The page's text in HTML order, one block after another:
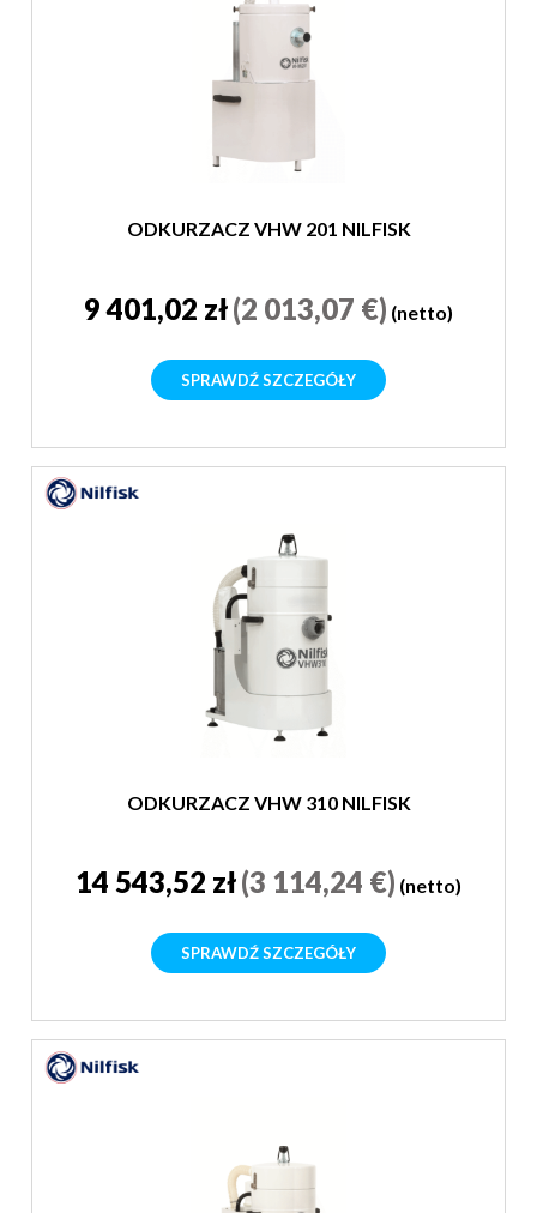
ODKURZACZ VHW 201 NILFISK
9 401,02 zł(2 013,07 €) (netto)
SPRAWDŹ SZCZEGÓŁY
ODKURZACZ VHW 310 NILFISK
14 543,52 zł(3 114,24 €) (netto)
SPRAWDŹ SZCZEGÓŁY